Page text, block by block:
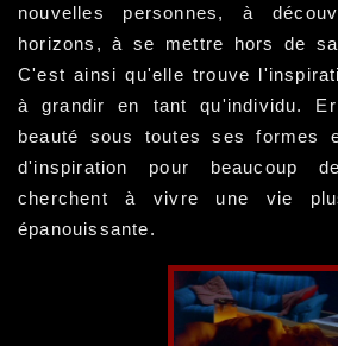
nouvelles personnes, à
horizons, à se mettre hors de
C'est ainsi qu'elle trouve
à grandir en tant qu'individu.
beauté sous toutes ses formes
d'inspiration pour beaucoup
cherchent à vivre une vie
épanouissante.